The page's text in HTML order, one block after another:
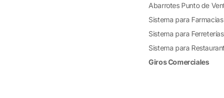
Abarrotes Punto de
Sistema para Farmacias
Sistema para Ferreterías
Sistema para
Giros Comerciales